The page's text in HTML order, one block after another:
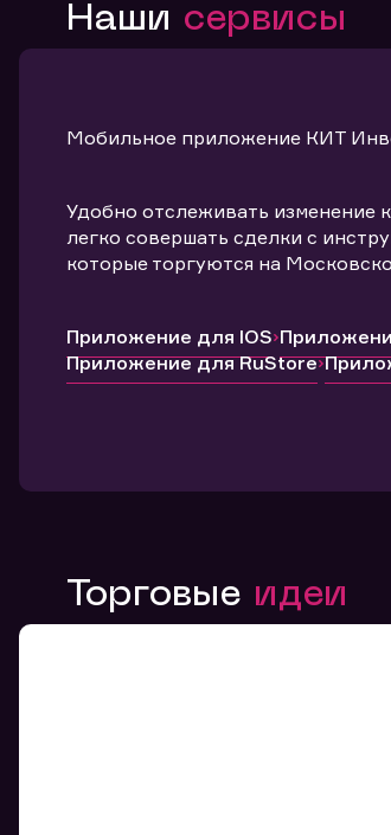
Наши сервисы
Мобильное приложение КИТ
Удобно отслеживать изменение
легко совершать сделки с
которые торгуются на
Приложение для IOS
Приложение для RuStore
Торговые идеи